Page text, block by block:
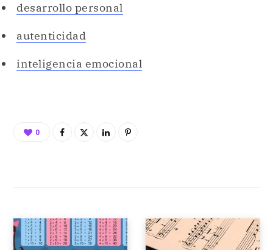
desarrollo personal
autenticidad
inteligencia emocional
0